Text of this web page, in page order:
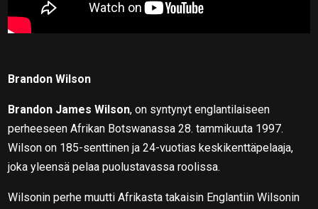
Brandon Wilson
Brandon James Wilson, on syntynyt englantilaiseen
perheeseen Afrikan Botswanassa 28. tammikuuta 1997.
Wilson on 185-senttinen ja 24-vuotias keskikenttäpelaaja,
joka yleensä pelaa puolustavassa roolissa.
Wilsonin perhe muutti Afrikasta takaisin Englantiin Wilsonin